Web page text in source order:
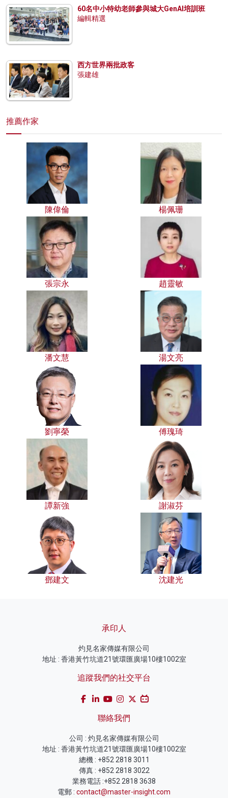
60名中小特幼老師參與城大GenAI培訓班
編輯精選
西方世界兩批政客
張建雄
推薦作家
陳偉倫 楊佩珊
張宗永 趙靈敏
潘文慧 湯文亮
劉寧榮 傅瑰琦
譚新強 謝淑芬
鄧建文 沈建光
承印人
灼見名家傳媒有限公司
地址 : 香港黃竹坑道21號環匯廣場10樓1002室
追蹤我們的社交平台
聯絡我們
公司 : 灼見名家傳媒有限公司
地址 : 香港黃竹坑道21號環匯廣場10樓1002室
總機 : +852 2818 3011
傳真 : +852 2818 3022
業務電話 :+852 2818 3638
電郵 : contact@master-insight.com